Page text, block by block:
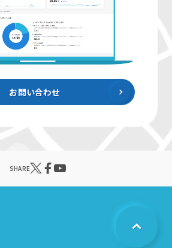
お問い合わせ
SHARE